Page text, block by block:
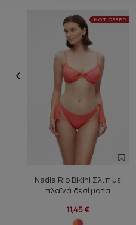
HOT OFFER
Nadia Rio Bikini Σλιπ με
πλαϊνά δεσίματα
11,45 €